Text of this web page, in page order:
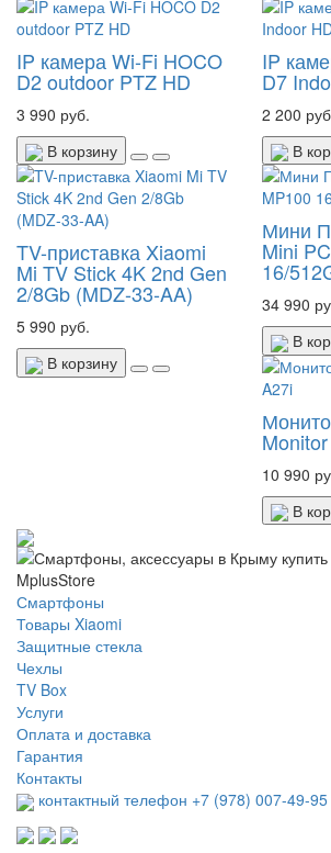
IP камера Wi-Fi HOCO
D2 outdoor PTZ HD
3 990 руб.
В корзину
IP
D7
2 200
В
TV-приставка Xiaomi
Mi TV Stick 4K 2nd Gen
2/8Gb (MDZ-33-AA)
5 990 руб.
В корзину
Мини
Mini
16/
34 990
В
10 990
В
Смартфоны
Товары Xiaomi
Защитные стекла
Чехлы
TV Box
Услуги
Оплата и доставка
Гарантия
Контакты
контактный телефон +7 (978) 007-49-95